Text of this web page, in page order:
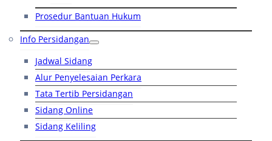
Prosedur Bantuan Hukum
Info Persidangan
Jadwal Sidang
Alur Penyelesaian Perkara
Tata Tertib Persidangan
Sidang Online
Sidang Keliling